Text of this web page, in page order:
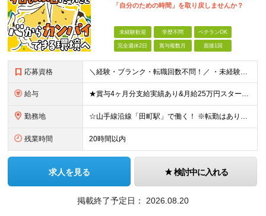
「自分のための時間」を取り戻しませんか？
未経験歓迎 学歴不問 ベテランOK
完全週休2日 賞与複数月 面接1回
応募資格 ＼経験・ブランク・転職回数不問！／ ・未経験・正社員デビュー歓迎 ・学歴不問
給与 ★賞与4ヶ月分支給実績あり&月給25万円スタート！ ＜2024年度から3万円月給アップ！＞ 月給25万円～+諸手当+賞与年2回 ※上記金額に残業代は含みません。超過分は別途全額支給します。 ※試用
勤務地 ☆山手線沿線「田町駅」で働く！ ※転勤はありませんし勤務地は相談可能です！ 本社：東京都港区芝浦4丁目3番4号 田町きよたビル5F ※転勤はありません ※(変更の範囲)上記を除く当社関連勤務地
残業時間 20時間以内
求人を見る 検討中に入れる
掲載終了予定日： 2026.08.20